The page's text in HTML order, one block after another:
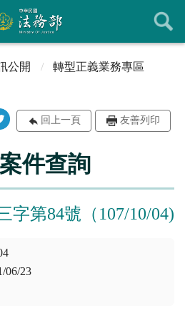
公開
轉型正義業務專區
回上一頁 友善列印
件查詢
字第84號（107/10/04)
06/23